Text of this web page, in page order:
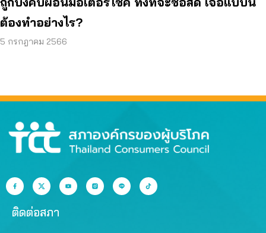
ต้องทำอย่างไร?
5 กรกฎาคม 2566
ติดต่อสภา